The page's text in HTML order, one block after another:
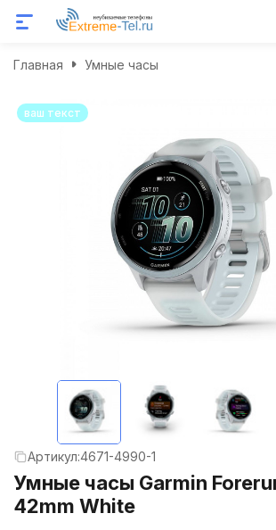
Главная Умные часы
ваш текст
Артикул:4671-4990-1
Умные часы Garmin
42mm White